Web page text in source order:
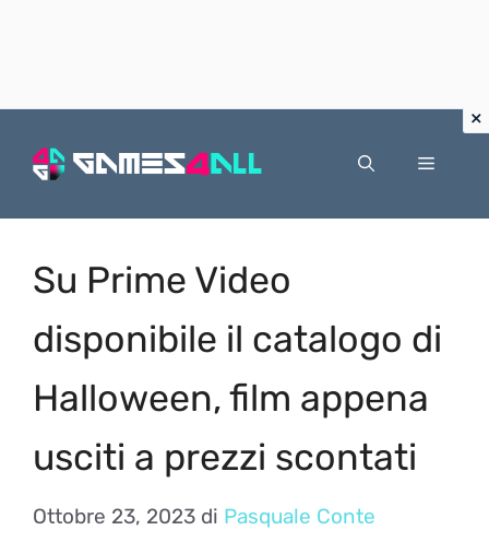
Menu
Su Prime Video
disponibile il catalogo di
Halloween, film appena
usciti a prezzi scontati
Ottobre 23, 2023 di Pasquale Conte